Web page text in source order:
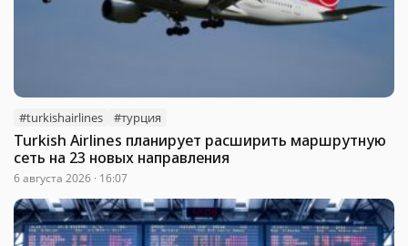
#turkishairlines #турция
Turkish Airlines планирует расширить маршрутную
сеть на 23 новых направления
6 августа 2026 · 16:07